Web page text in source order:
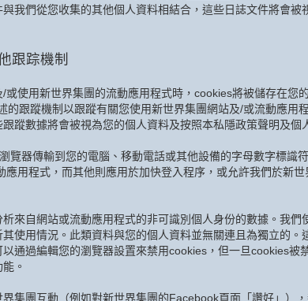
我們從您收集的其他個人資料相結合，這些日誌文件將會
跟踪機制
或使用新世界集團的流動應用程式時，cookies將被儲存在
的跟蹤機制以跟蹤有關您使用新世界集團網站及/或流動應用
蹤數據將會被視為您的個人資料及按照本私隱政策聲明及個
覽器傳輸到您的電腦、移動電話或其他設備的字母數字標識
應用程式，而其他則應用於加快登入程序，或允許我們於新
來自網站或流動應用程式的非可識別個人身份的數據。我
使用情況。此類資料與您的個人資料並無關連且為獨立的
通過編輯您的瀏覽器設置來禁用cookies，但一旦cookies
。
集團互動（例如對新世界集團的Facebook頁面「讚好」）